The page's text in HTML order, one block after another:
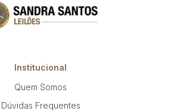
Institucional
Quem Somos
Dúvidas Frequentes